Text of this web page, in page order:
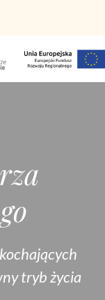
tryb życia